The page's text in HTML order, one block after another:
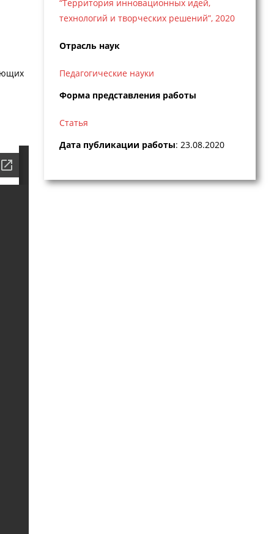
“Территория инновационных идей,
технологий и творческих решений”, 2020
Отрасль наук
Педагогические науки
Форма представления работы
Статья
Дата публикации работы: 23.08.2020